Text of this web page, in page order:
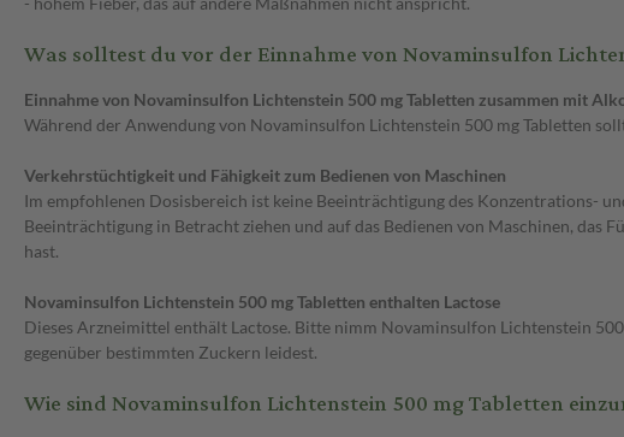
Was solltest du vor der Einnahme von Novaminsulfon
Einnahme von Novaminsulfon Lichtenstein 500 mg Tabletten zusammen mit
Während der Anwendung von Novaminsulfon Lichtenstein 500 mg Tabletten
Verkehrstüchtigkeit und Fähigkeit zum Bedienen von Maschinen
Im empfohlenen Dosisbereich ist keine Beeinträchtigung des Konzentrations-
Beeinträchtigung in Betracht ziehen und auf das Bedienen von Maschinen, das
hast.
Novaminsulfon Lichtenstein 500 mg Tabletten enthalten Lactose
Dieses Arzneimittel enthält Lactose. Bitte nimm Novaminsulfon Lichtenstein
gegenüber bestimmten Zuckern leidest.
Wie sind Novaminsulfon Lichtenstein 500 mg Tabletten